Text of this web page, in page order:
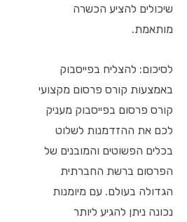
שיכולים להציע הכשרה
מותאמת.
לסיכום: להצליח בפייסבוק
באמצעות קורס פרסום מקצועי
קורס פרסום בפייסבוק מעניק
לכם את ההזדמנות לשלוט
בכלים הפשוטים והמובנים של
הפרסום ברשת החברתית
הגדולה בעולם. עם מיומנות
נכונה ניתן להגיע ליותר